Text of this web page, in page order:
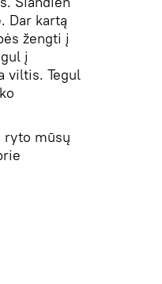
Dar kartą
žengti į
į
viltis. Tegul
ryto mūsų